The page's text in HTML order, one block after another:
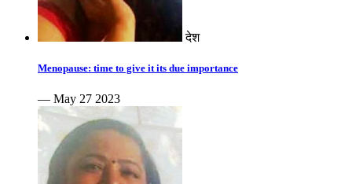
देश
Menopause: time to give it its due importance
— May 27 2023